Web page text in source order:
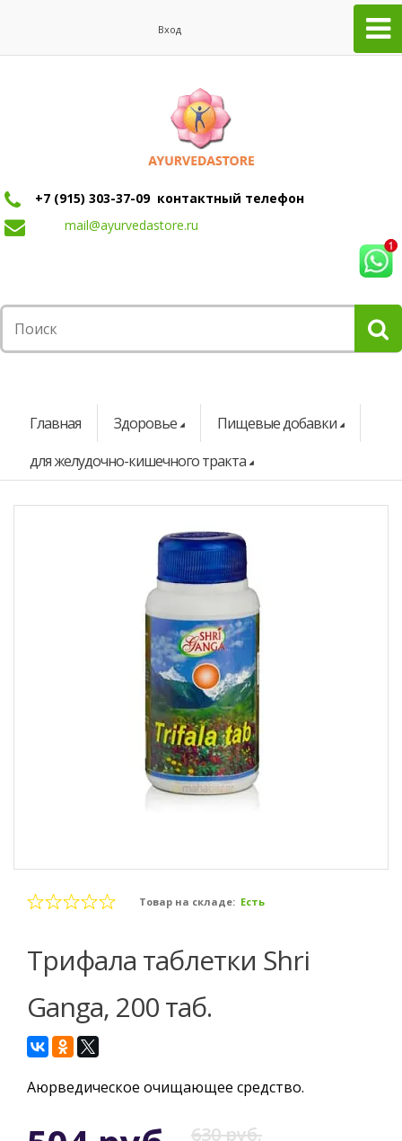
Вход
+7 (915) 303-37-09 контактный телефон
mail@ayurvedastore.ru
Главная Здоровье
Пищевые добавки
для желудочно-кишечного тракта
Товар на складе: Есть
Трифала таблетки Shri
Ganga, 200 таб.
Аюрведическое очищающее средство.
630 руб.